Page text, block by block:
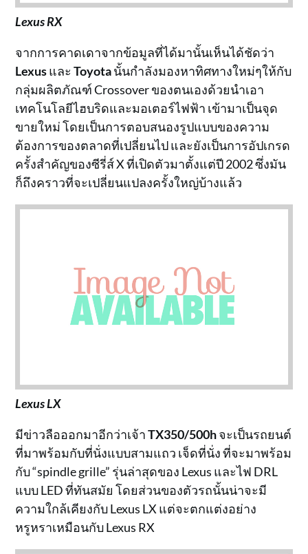
Lexus RX
จากการคาดเดาจากข้อมูลที่ได้มานั้นเห็นได้ชัดว่า
LexusและToyotaนั้นกำลังมองหาทิศทางใหม่ๆให้กับ
กลุ่มผลิตภัณฑ์ Crossover ของตนเองด้วยนำเอา
เทคโนโลยีไฮบริดและมอเตอร์ไฟฟ้า เข้ามาเป็นจุด
ขายใหม่ โดยเป็นการตอบสนองรูปแบบของความ
ต้องการของตลาดที่เปลี่ยนไป และยังเป็นการอัปเกรด
ครั้งสำคัญของซีรี่ส์ X ที่เปิดตัวมาตั้งแต่ปี 2002 ซึ่งมัน
ก็ถึงคราวที่จะเปลี่ยนแปลงครั้งใหญ่บ้างแล้ว
Lexus LX
มีข่าวลือออกมาอีกว่าเจ้าTX350/500hจะเป็นรถยนต์
ที่มาพร้อมกับที่นั่งแบบสามแถว เจ็ดที่นั่ง ที่จะมาพร้อม
กับ “spindle grille” รุ่นล่าสุดของ Lexus และไฟ DRL
แบบ LED ที่ทันสมัย โดยส่วนของตัวรถนั้นน่าจะมี
ความใกล้เคียงกับ Lexus LX แต่จะตกแต่งอย่าง
หรูหราเหมือนกับ Lexus RX